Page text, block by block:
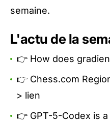
semaine.
L'actu de la
👉 How does
👉 Chess.com
> lien
👉 GPT-5-Codex is